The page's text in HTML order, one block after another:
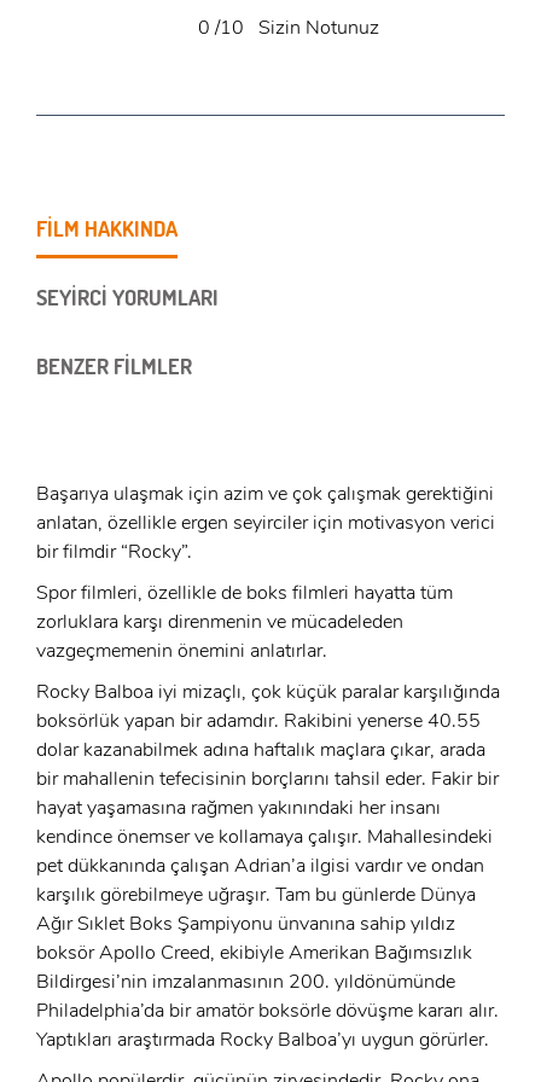
x
ÜYE OL
0/10 Sizin Notunuz
FİLM HAKKINDA
SEYİRCİ YORUMLARI
BENZER FİLMLER
Başarıya ulaşmak için azim ve çok çalışmak gerektiğini
anlatan, özellikle ergen seyirciler için motivasyon verici
bir filmdir “Rocky”.
Spor filmleri, özellikle de boks filmleri hayatta tüm
zorluklara karşı direnmenin ve mücadeleden
vazgeçmemenin önemini anlatırlar.
Rocky Balboa iyi mizaçlı, çok küçük paralar karşılığında
boksörlük yapan bir adamdır. Rakibini yenerse 40.55
dolar kazanabilmek adına haftalık maçlara çıkar, arada
bir mahallenin tefecisinin borçlarını tahsil eder. Fakir bir
hayat yaşamasına rağmen yakınındaki her insanı
kendince önemser ve kollamaya çalışır. Mahallesindeki
pet dükkanında çalışan Adrian’a ilgisi vardır ve ondan
karşılık görebilmeye uğraşır. Tam bu günlerde Dünya
Ağır Sıklet Boks Şampiyonu ünvanına sahip yıldız
boksör Apollo Creed, ekibiyle Amerikan Bağımsızlık
Bildirgesi’nin imzalanmasının 200. yıldönümünde
Philadelphia’da bir amatör boksörle dövüşme kararı alır.
Yaptıkları araştırmada Rocky Balboa’yı uygun görürler.